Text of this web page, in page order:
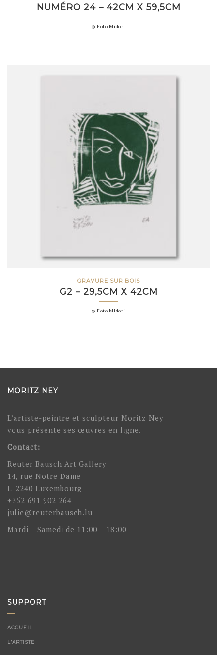
NUMÉRO 24 – 42CM X 59,5CM
© Foto Midori
GRAVURE SUR BOIS
G2 – 29,5CM X 42CM
© Foto Midori
MORITZ NEY
L’artiste-peintre et sculpteur Moritz Ney
vous présente ses œuvres en ligne.
Contact:
Reuter Bausch Art Gallery
14, rue Notre Dame
L-2240 Luxembourg
+352 691 902 264
julie@reuterbausch.lu
Mardi – Samedi de 11:00 – 18:00
SUPPORT
ACCUEIL
L’ARTISTE